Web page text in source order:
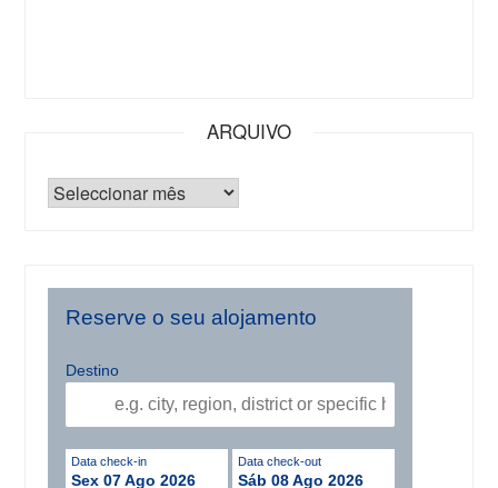
ARQUIVO
Reserve o seu alojamento
Destino
Data check-in
Sex 07 Ago 2026
Data check-out
Sáb 08 Ago 2026